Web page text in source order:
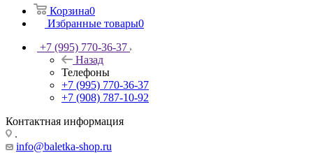
Корзина0
Избранные товары0
+7 (995) 770-36-37
Назад
Телефоны
+7 (995) 770-36-37
+7 (908) 787-10-92
Контактная информация
.
info@baletka-shop.ru